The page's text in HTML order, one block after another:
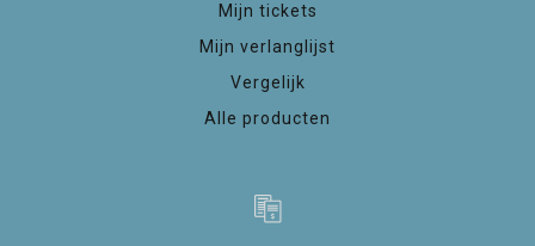
Mijn tickets
Mijn verlanglijst
Vergelijk
Alle producten